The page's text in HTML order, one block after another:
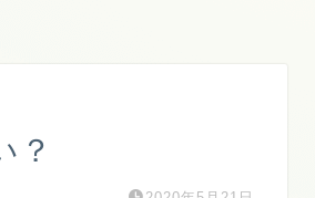
？